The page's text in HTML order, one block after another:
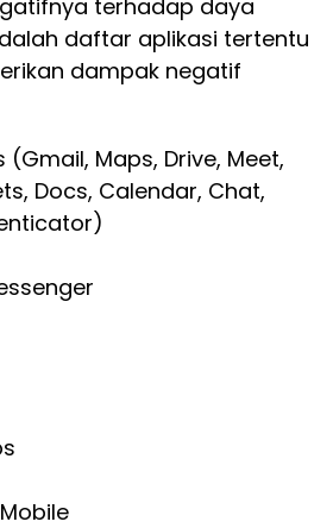
terhadap daya
daftar aplikasi tertentu
dampak negatif
Maps, Drive, Meet,
Docs, Calendar, Chat,